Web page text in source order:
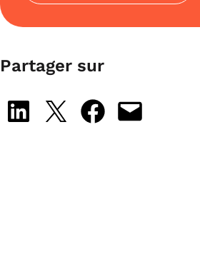
Partager sur
Share on LinkedIn
Share on X Share on Facebook
Email this Page